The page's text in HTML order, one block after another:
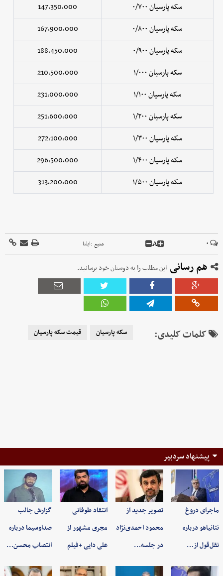
سکه پارسیان ۰/۷۰۰
147,350,000
سکه پارسیان ۰/۸۰۰
167,900,000
سکه پارسیان ۰/۹۰۰
188,450,000
سکه پارسیان ۱/۰۰۰
210,500,000
سکه پارسیان ۱/۱۰۰
231,000,000
سکه پارسیان ۱/۲۰۰
251,600,000
سکه پارسیان ۱/۳۰۰
272,100,000
سکه پارسیان ۱/۴۰۰
296,500,000
سکه پارسیان ۱/۵۰۰
313,200,000
۰ A منبع :ایلنا
هم رسانی این مطلب را به دوستان خود برسانید.
کلمات کلیدی: سکه پارسیان قیمت سکه پارسیان
پیشنهاد سردبیر
ماجرای دروغ
نتانیاهو درباره
نقل‌قول از…
تصویر جدید از
محمود احمدی‌نژاد
در جلسه…
انتقاد طوفانی
مجری مشهور از
علی دایی +فیلم
گزارش جالب
صداوسیما درباره
انتصاب محسن…